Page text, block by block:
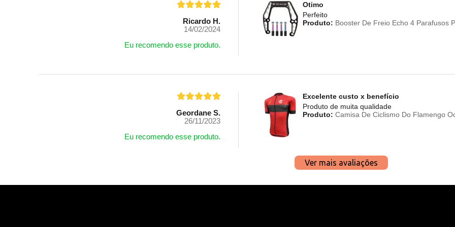
Ricardo H.
14/02/2024
Eu recomendo esse produto.
Otimo
Perfeito
Produto: Booster De Freio Echo 4 Parafusos
Geordane S.
26/11/2023
Eu recomendo esse produto.
Excelente custo x benefício
Produto de muita qualidade
Produto: Camisa De Ciclismo Do Flamengo
Ver mais avaliações